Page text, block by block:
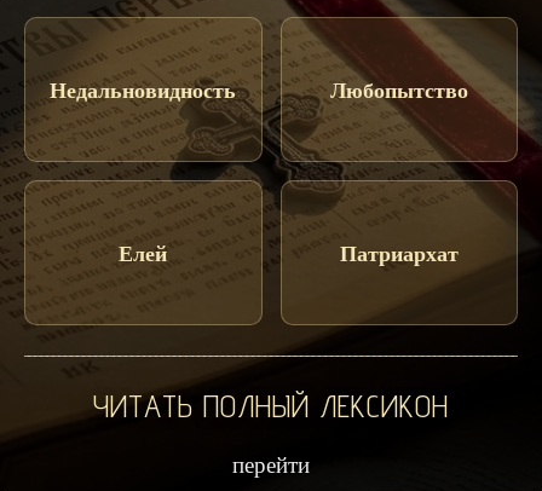
Недальновидность Любопытство
Елей Патриархат
ЧИТАТЬ ПОЛНЫЙ ЛЕКСИКОН
перейти